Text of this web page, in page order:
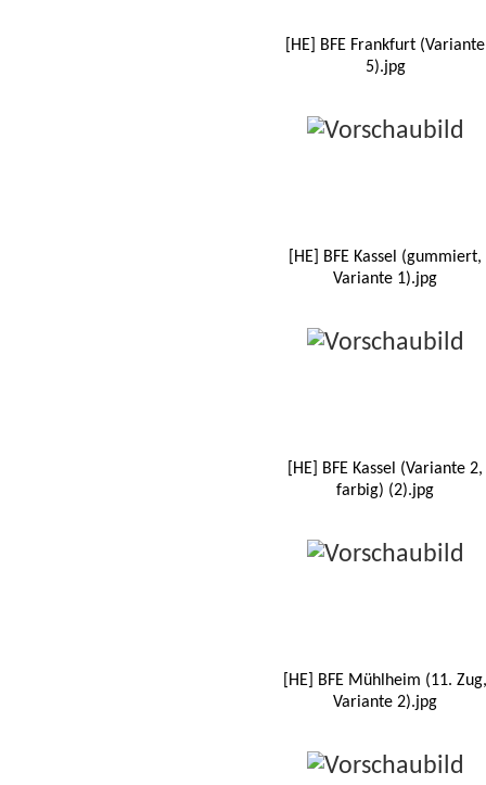
[HE] BFE Frankfurt (Variante
5).jpg
[HE] BFE Kassel (gummiert,
Variante 1).jpg
[HE] BFE Kassel (Variante 2,
farbig) (2).jpg
[HE] BFE Mühlheim (11. Zug,
Variante 2).jpg